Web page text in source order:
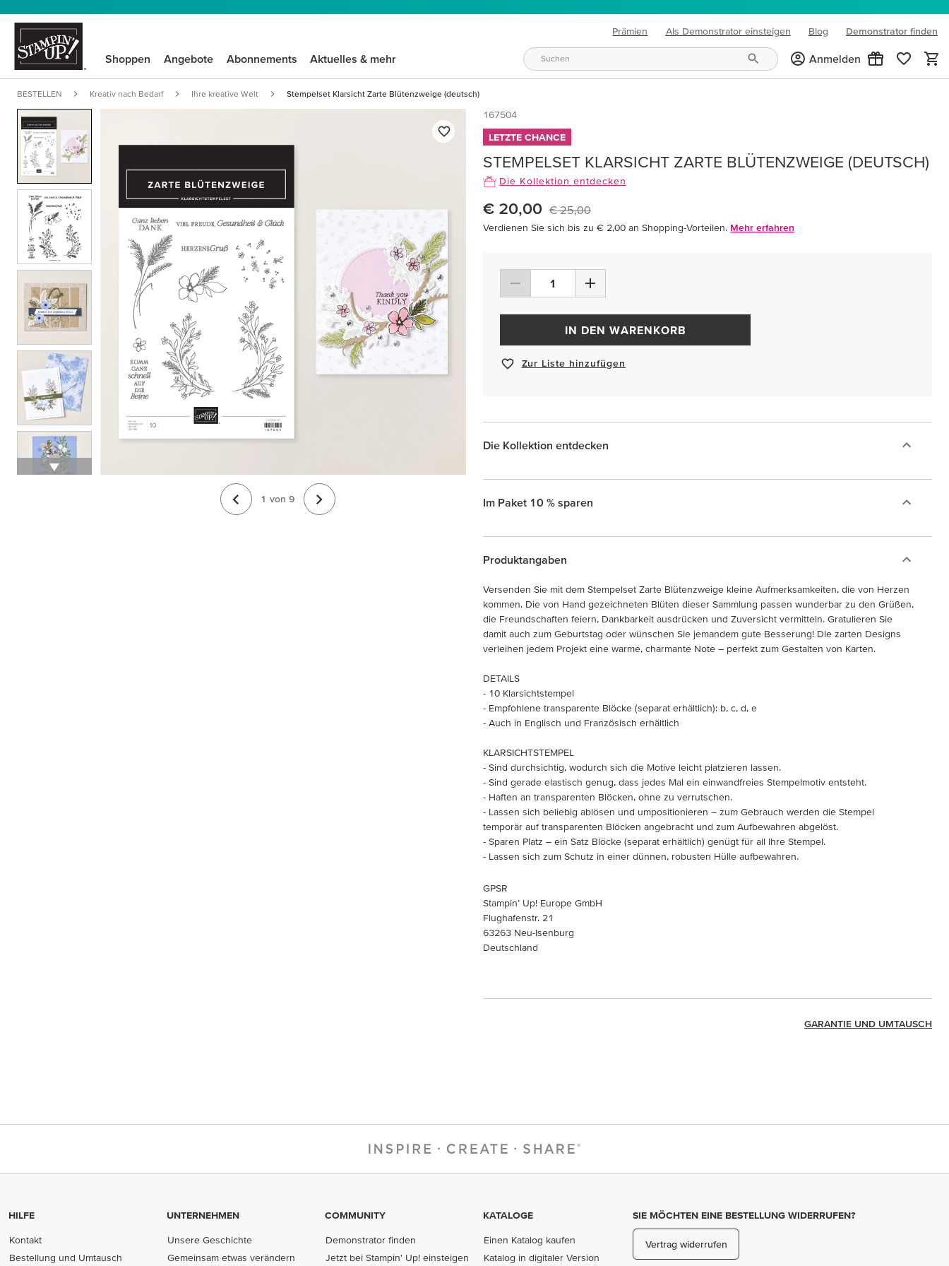
Prämien Als Demonstrator einsteigen Blog
(opens in new tab)
Demonstrator finden
Shoppen Angebote Abonnements Aktuelles & mehr Anmelden
BESTELLEN Kreativ nach Bedarf Ihre kreative Welt Stempelset Klarsicht Zarte Blütenzweige (deutsch)
1 von 9
167504
LETZTE CHANCE
STEMPELSET KLARSICHT ZARTE BLÜTENZWEIGE (DEUTSCH)
Die Kollektion entdecken
€ 20,00 € 25,00
Verdienen Sie sich bis zu € 2,00 an Shopping-Vorteilen. Mehr erfahren
IN DEN WARENKORB
Zur Liste hinzufügen
Die Kollektion entdecken
Im Paket 10 % sparen
Produktangaben
Versenden Sie mit dem Stempelset Zarte Blütenzweige kleine Aufmerksamkeiten, die von Herzen
kommen. Die von Hand gezeichneten Blüten dieser Sammlung passen wunderbar zu den Grüßen,
die Freundschaften feiern, Dankbarkeit ausdrücken und Zuversicht vermitteln. Gratulieren Sie
damit auch zum Geburtstag oder wünschen Sie jemandem gute Besserung! Die zarten Designs
verleihen jedem Projekt eine warme, charmante Note – perfekt zum Gestalten von Karten.
DETAILS
- 10 Klarsichtstempel
- Empfohlene transparente Blöcke (separat erhältlich): b, c, d, e
- Auch in Englisch und Französisch erhältlich
KLARSICHTSTEMPEL
- Sind durchsichtig, wodurch sich die Motive leicht platzieren lassen.
- Sind gerade elastisch genug, dass jedes Mal ein einwandfreies Stempelmotiv entsteht.
- Haften an transparenten Blöcken, ohne zu verrutschen.
- Lassen sich beliebig ablösen und umpositionieren – zum Gebrauch werden die Stempel
temporär auf transparenten Blöcken angebracht und zum Aufbewahren abgelöst.
- Sparen Platz – ein Satz Blöcke (separat erhältlich) genügt für all Ihre Stempel.
- Lassen sich zum Schutz in einer dünnen, robusten Hülle aufbewahren.
GPSR
Stampin’ Up! Europe GmbH
Flughafenstr. 21
63263 Neu-Isenburg
Deutschland
GARANTIE UND UMTAUSCH
HILFE
Kontakt
Bestellung und Umtausch
UNTERNEHMEN
Unsere Geschichte
Gemeinsam etwas verändern
COMMUNITY
Demonstrator finden
Jetzt bei Stampin' Up! einsteigen
KATALOGE
Einen Katalog kaufen
Katalog in digitaler Version
SIE MÖCHTEN EINE BESTELLUNG WIDERRUFEN?
Vertrag widerrufen